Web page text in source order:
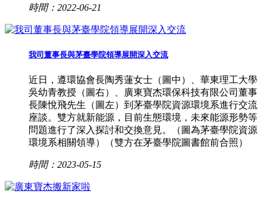
時間：2022-06-21
我司董事長與茅臺學院領導展開深入交流
近日，遵環協會長陶秀蓮女士（圖中）、華東理工大學
吳幼青教授（圖右）、廣東寶杰環保科技有限公司董事
長陳悅飛先生（圖左）到茅臺學院資源環境系進行交流
座談。雙方就新能源，目前生態環境，未來能源形勢等
問題進行了深入探討和交換意見。（圖為茅臺學院資源
環境系相關領導）（雙方在茅臺學院圖書館前合照）
時間：2023-05-15